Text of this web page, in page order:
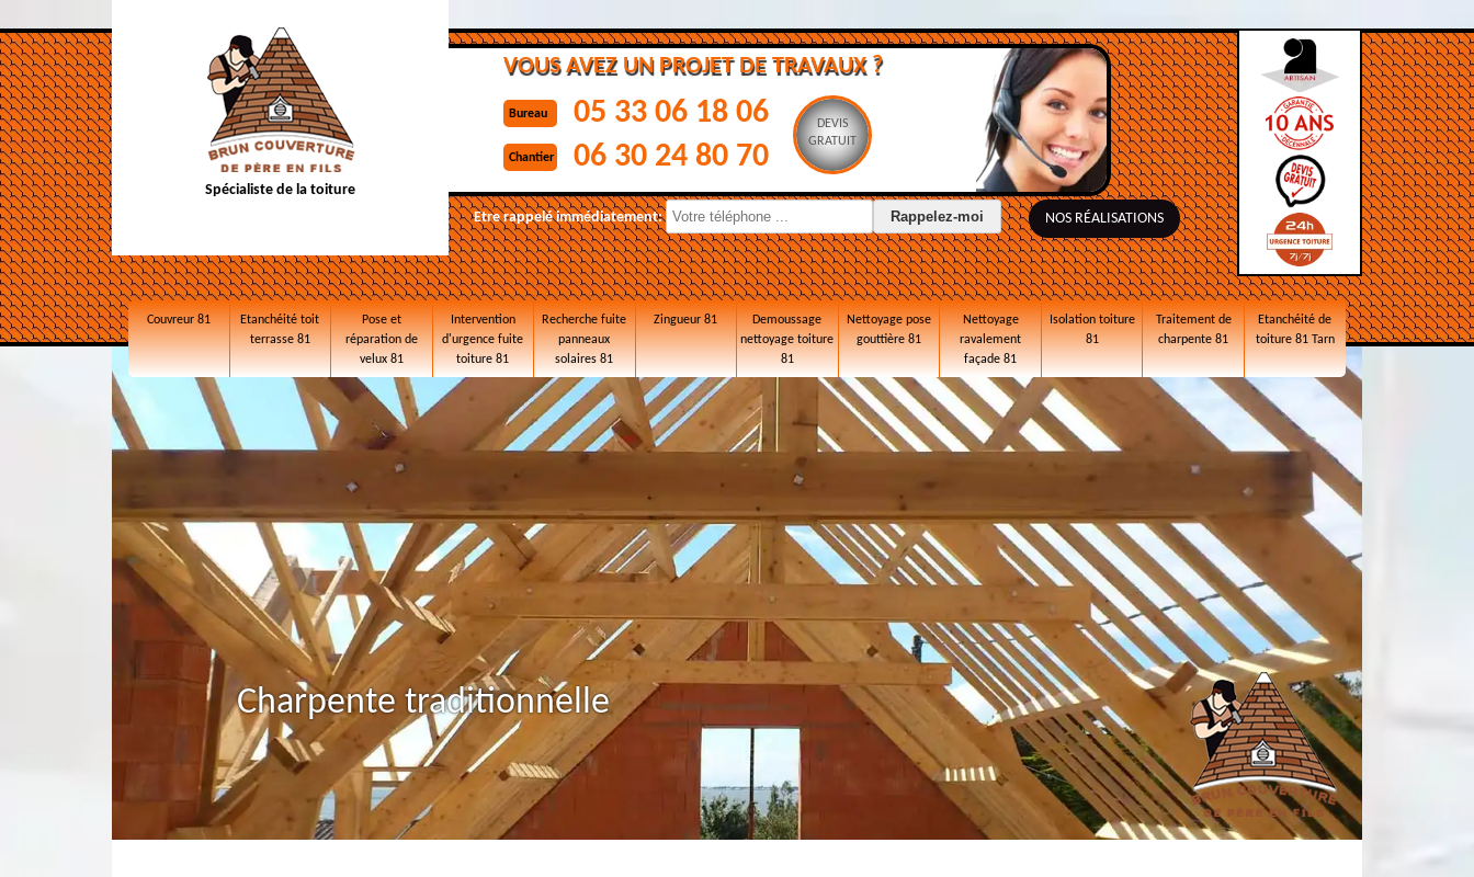
Spécialiste de la toiture
VOUS AVEZ UN PROJET DE TRAVAUX ?
Bureau 05 33 06 18 06
Chantier 06 30 24 80 70
DEVIS
GRATUIT
Etre rappelé immédiatement: NOS RÉALISATIONS
Couvreur 81
Etanchéité toit
terrasse 81
Pose et
réparation de
velux 81
Intervention
d'urgence fuite
toiture 81
Recherche fuite
panneaux
solaires 81
Zingueur 81
Demoussage
nettoyage toiture
81
Nettoyage pose
gouttière 81
Nettoyage
ravalement
façade 81
Isolation toiture
81
Traitement de
charpente 81
Etanchéité de
toiture 81 Tarn
Charpente traditionnelle